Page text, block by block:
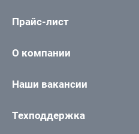
Прайс-лист
О компании
Наши вакансии
Техподдержка